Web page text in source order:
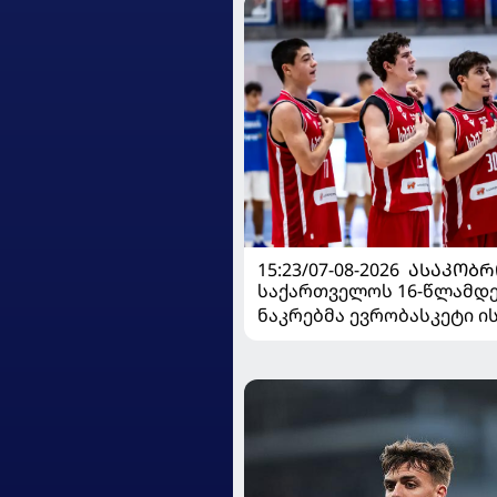
15:23/07-08-2026
საქართველოს 16-
ნაკრებმა ევრობასკეტი